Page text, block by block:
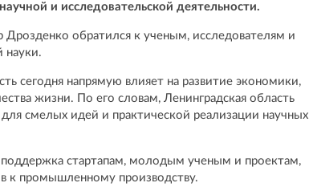
и исследовательской деятельности.
Дрозденко обратился к ученым, исследователям и
науки.
сегодня напрямую влияет на развитие экономики,
жизни. По его словам, Ленинградская область
смелых идей и практической реализации научных
поддержка стартапам, молодым ученым и проектам,
к промышленному производству.